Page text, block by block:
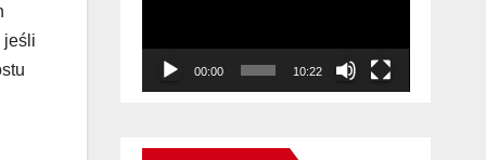
jeśli
00:00 10:22